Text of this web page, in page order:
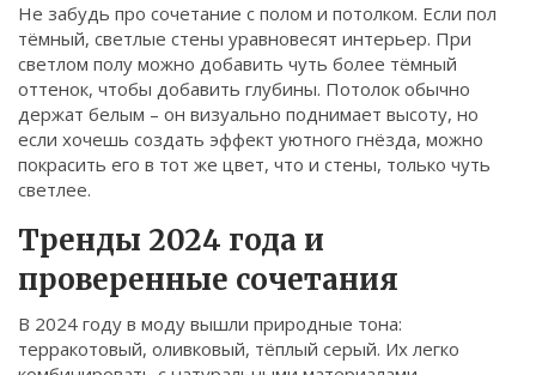
Не забудь про сочетание с полом и потолком. Если пол
тёмный, светлые стены уравновесят интерьер. При
светлом полу можно добавить чуть более тёмный
оттенок, чтобы добавить глубины. Потолок обычно
держат белым – он визуально поднимает высоту, но
если хочешь создать эффект уютного гнёзда, можно
покрасить его в тот же цвет, что и стены, только чуть
светлее.
Тренды 2024 года и
проверенные сочетания
В 2024 году в моду вышли природные тона:
терракотовый, оливковый, тёплый серый. Их легко